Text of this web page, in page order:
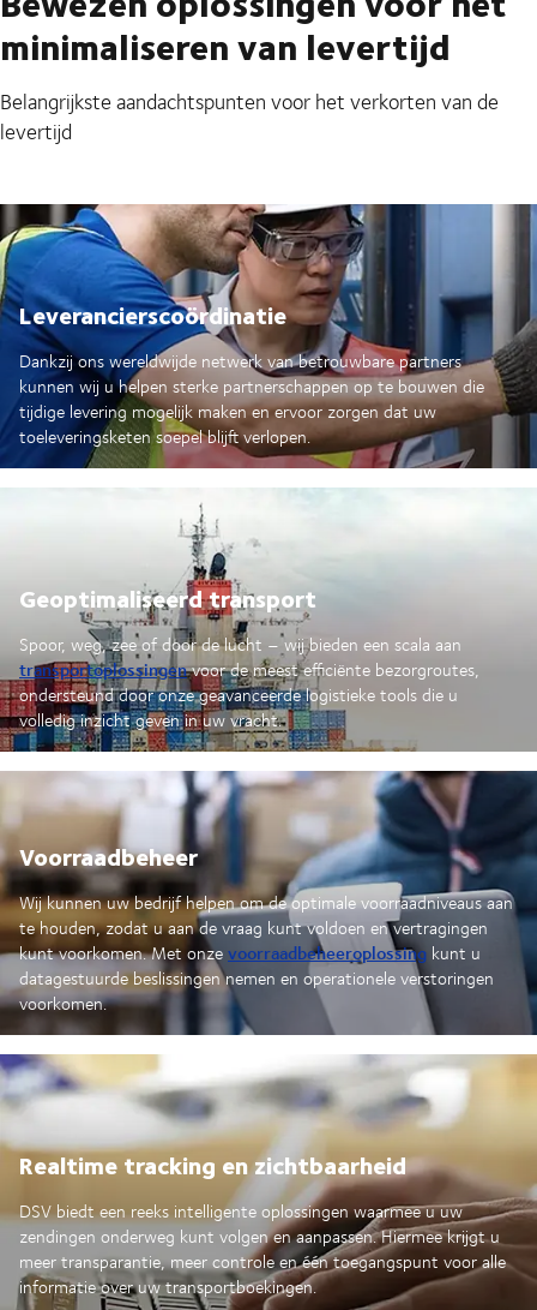
minimaliseren van levertijd
Belangrijkste aandachtspunten voor het verkorten van de
levertijd
Leverancierscoördinatie
Dankzij ons wereldwijde netwerk van betrouwbare partners
kunnen wij u helpen sterke partnerschappen op te bouwen die
tijdige levering mogelijk maken en ervoor zorgen dat uw
toeleveringsketen soepel blijft verlopen.
Geoptimaliseerd transport
Spoor, weg, zee of door de lucht – wij bieden een scala aan
transportoplossingenvoor de meest efficiënte bezorgroutes,
ondersteund door onze geavanceerde logistieke tools die u
volledig inzicht geven in uw vracht.
Voorraadbeheer
Wij kunnen uw bedrijf helpen om de optimale voorraadniveaus aan
te houden, zodat u aan de vraag kunt voldoen en vertragingen
kunt voorkomen. Met onzevoorraadbeheeroplossing kunt u
datagestuurde beslissingen nemen en operationele verstoringen
voorkomen.
Realtime tracking en zichtbaarheid
DSV biedt een reeks intelligente oplossingen waarmee u uw
zendingen onderweg kunt volgen en aanpassen. Hiermee krijgt u
meer transparantie, meer controle en één toegangspunt voor alle
informatie over uw transportboekingen.